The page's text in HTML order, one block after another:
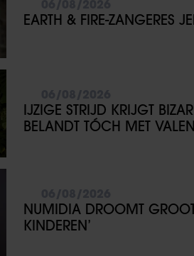
EARTH & FIRE-ZANGERES
IJZIGE STRIJD KRIJGT
BELANDT TÓCH MET
NUMIDIA DROOMT
KINDEREN’